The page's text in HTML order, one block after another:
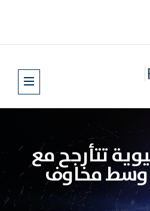
تتأرجح مع
وسط مخاوف